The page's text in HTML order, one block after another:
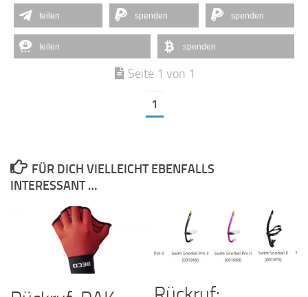
teilen spenden spenden
teilen spenden
Seite 1 von 1
1
FÜR DICH VIELLEICHT EBENFALLS
INTERESSANT …